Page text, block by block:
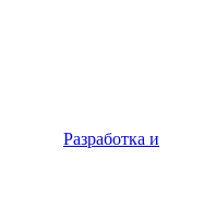
Разработка и